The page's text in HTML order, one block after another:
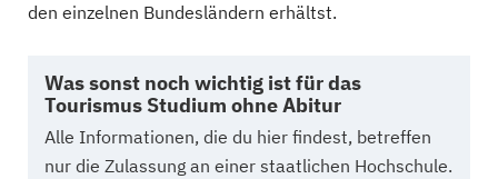
den einzelnen Bundesländern erhältst.
Was sonst noch wichtig ist für das
Tourismus Studium ohne Abitur
Alle Informationen, die du hier findest, betreffen
nur die Zulassung an einer staatlichen Hochschule.